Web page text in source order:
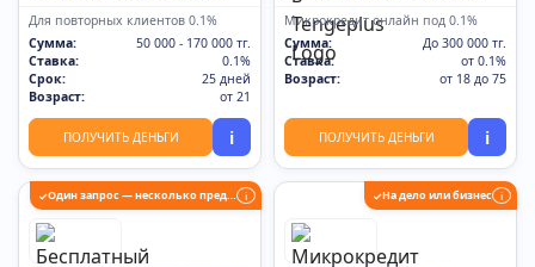
Для повторных клиентов 0.1%
Сумма:
50 000 - 170 000 тг.
Ставка:
0.1%
Срок:
25 дней
Возраст:
от 21
ПОЛУЧИТЬ ДЕНЬГИ i
Микрокредит онлайн под 0.1%
Сумма:
До 300 000 тг.
Ставка:
от 0.1%
Возраст:
от 18 до 75
ПОЛУЧИТЬ ДЕНЬГИ i
✓ Один запрос — несколько предложений i ✓На дело или бизнес i